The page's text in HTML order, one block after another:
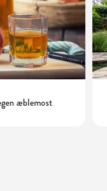
æblemost